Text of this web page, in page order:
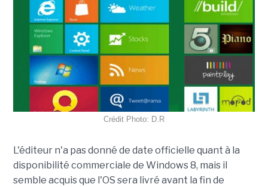
Crédit Photo: D.R
L'éditeur n'a pas donné de date officielle quant à la
disponibilité commerciale de Windows 8, mais il
semble acquis que l'OS sera livré avant la fin de